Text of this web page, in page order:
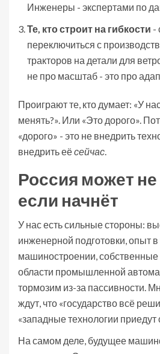
Инженеры - экспертами по
Те, кто строит на гибкости -
переключиться с
тракторов на детали для
не про масштаб - это про
Проиграют те, кто думает: «У
менять?». Или «Это дорого».
«дорого» - это не внедрить
внедрить еёсейчас
Россия может не
если начнёт
У нас есть сильные стороны:
инженерной подготовки, опыт
машиностроении, собственные
области промышленной
тормозим из-за пассивности.
ждут, что «государство всё
«западные технологии приедут
На самом деле, будущее